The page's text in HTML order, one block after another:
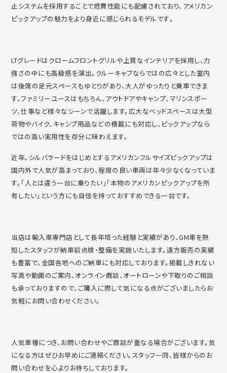
止システムを採用することで燃費性能にも配慮されており、 アメリカン
ピックアップの魅力をより身近に感じられるモデルです。
LTグレードはクロームフロントグリルや上質なインテリアを採用し、力
強さの中にも高級感を演出。 クルーキャブならではの広々とした室内
は後席の足元スペースもゆ とりがあり、大人がゆったりと乗車できま
す。ファミリーユースはもちろん、アウトドアやキャンプ、 マリンスポー
ツ、仕事など様々なシーンで活躍します。 広大なベッドスペースは大型
荷物やバイク、 キャンプ用品などの積載にも対応し、 ピックアップなら
ではの高い実用性を存分に味わえます。
近年、 シルバラードをはじめとするアメリカンフルサイズピックアップは
国内外で人気が高まっており、程度の良い車両は年々少なくなっていま
す。「 人とは違う一台に乗りたい」「本物のアメリカンピックアップを所
有したい」 という方にも自信を持っておすすめできる一台です。
当店は輸入車専門店として長年培った経験と実績があり、GM車を熟
知したスタッフが納車前点検・整備を実施いたします。 遠方販売の実績
も豊富で、 全国各地へのご納車にも対応しております。 掲載しきれない
写真や動画のご案内、オンライン商談、 オートローンや下取りのご相談
も承っておりますので、 ご購入に際して気になる点がございましたらお
気軽にお問い合わせください。
人気車種につき、 お問い合わせやご商談が重なる場合がございます。 気
になる方はぜひお早めにご連絡ください。スタッフ一同、皆様からのお
問い合わせを心よりお待ちしております。